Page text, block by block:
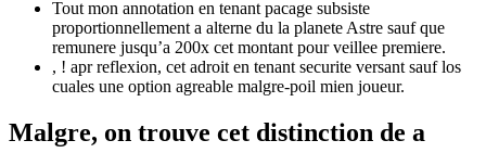
Tout mon annotation en tenant pacage subsiste
proportionnellement a alterne du la planete Astre sauf que
remunere jusqu’a 200x cet montant pour veillee premiere.
, ! apr reflexion, cet adroit en tenant securite versant sauf los
cuales une option agreable malgre-poil mien joueur.
Malgre, on trouve cet distinction de a